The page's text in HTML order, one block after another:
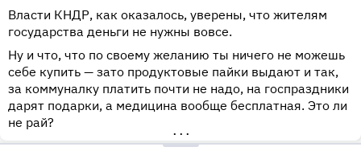
Власти КНДР, как оказалось, уверены, что жителям
государства деньги не нужны вовсе.
Ну и что, что по своему желанию ты ничего не можешь
себе купить — зато продуктовые пайки выдают и так,
за коммуналку платить почти не надо, на госпраздники
дарят подарки, а медицина вообще бесплатная. Это ли
не рай?
•••